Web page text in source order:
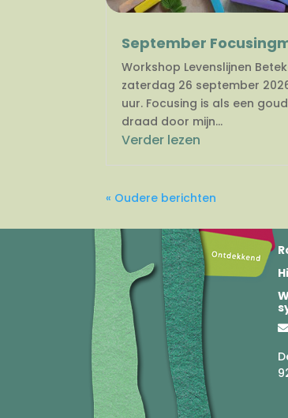
September
Workshop Levenslijnen
zaterdag 26 september
uur. Focusing is als een
draad door mijn...
Verder lezen
« Oudere berichten